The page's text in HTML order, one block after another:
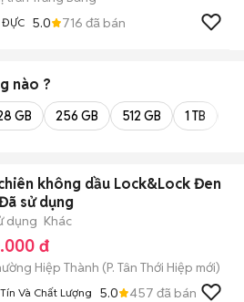
ĐỰC 5.0 716 đã bán
nào ?
GB 256 GB 512 GB 1 TB
không dầu Lock&Lock Đen
sử dụng
dụng Khác
đ
Hiệp Thành (P. Tân Thới Hiệp mới)
Và Chất Lượng 5.0 457 đã bán